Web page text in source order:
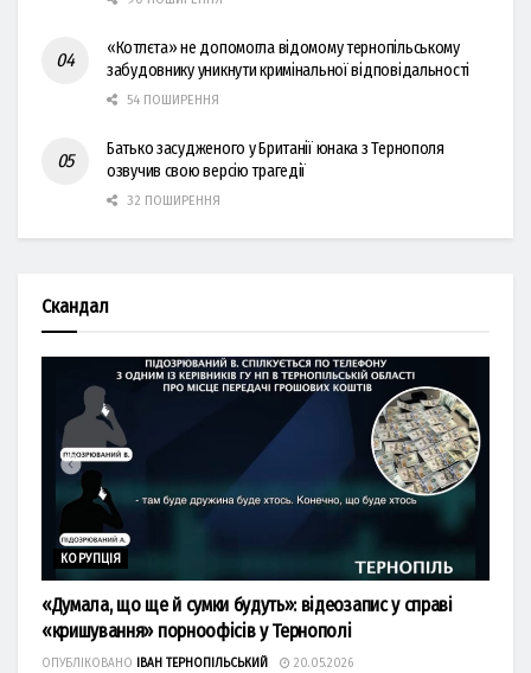
«Котлєта» не допомогла відомому тернопільському
забудовнику уникнути кримінальної відповідальності
54 ПОШИРЕННЯ
Батько засудженого у Британії юнака з Тернополя
озвучив свою версію трагедії
32 ПОШИРЕННЯ
Скандал
КОРУПЦІЯ
«Думала, що ще й сумки будуть»: відеозапис у справі
«кришування» порноофісів у Тернополі
ОПУБЛІКОВАНО ІВАН ТЕРНОПІЛЬСЬКИЙ 20.05.2026